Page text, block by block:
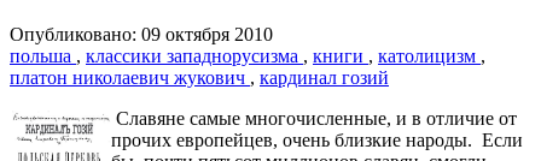
Опубликовано: 09 октября 2010
польша , классики западнорусизма , книги , католицизм ,
платон николаевич жукович , кардинал гозий
Славяне самые многочисленные, и в отличие от
прочих европейцев, очень близкие народы. Если